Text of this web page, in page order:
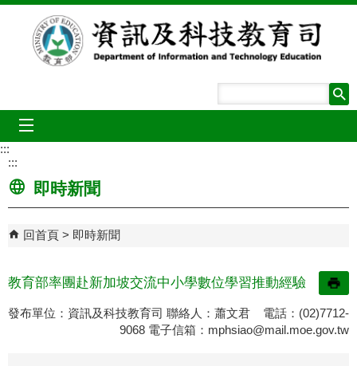
跳到主要內容區塊
:::
:::
即時新聞
回首頁 即時新聞
教育部率團赴新加坡交流中小學數位學習推動經驗
發布單位：資訊及科技教育司 聯絡人：蕭文君 電話：(02)7712-
9068 電子信箱： mphsiao@mail.moe.gov.tw